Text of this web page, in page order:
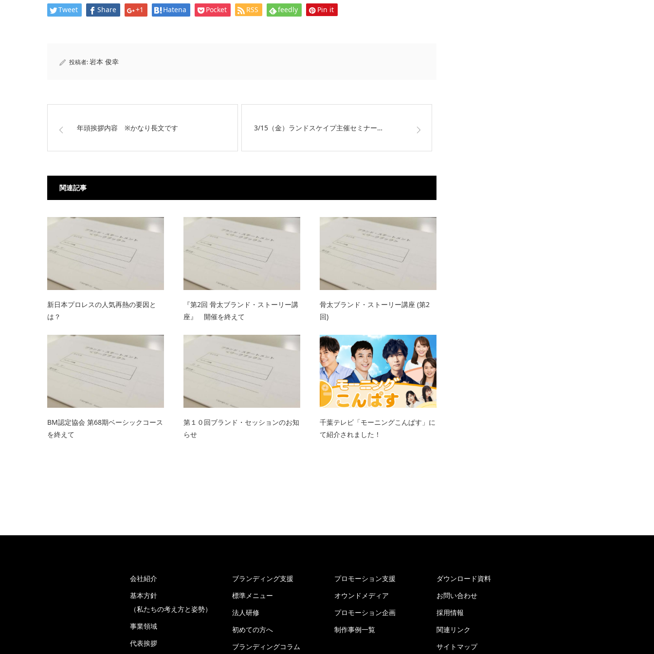
Tweet Share +1 Hatena Pocket RSS feedly Pin it
投稿者:岩本 俊幸
年頭挨拶内容 ※かなり長文です 3/15（金）ランドスケイプ主催セミナー…
関連記事
新日本プロレスの人気再熱の要因と
は？
『第2回 骨太ブランド・ストーリー講
座』 開催を終えて
骨太ブランド・ストーリー講座 (第2
回)
BM認定協会 第68期ベーシックコース
を終えて
第１０回ブランド・セッションのお知
らせ
千葉テレビ「モーニングこんぱす」に
て紹介されました！
会社紹介
基本方針
（私たちの考え方と姿勢）
事業領域
代表挨拶
ブランディング支援
標準メニュー
法人研修
初めての方へ
ブランディングコラム
プロモーション支援
オウンドメディア
プロモーション企画
制作事例一覧
ダウンロード資料
お問い合わせ
採用情報
関連リンク
サイトマップ